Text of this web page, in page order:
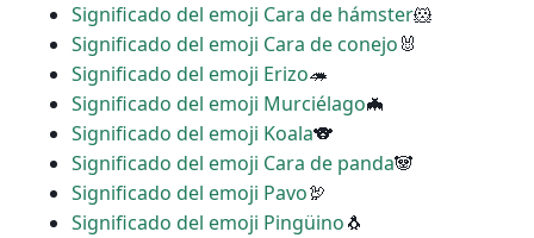
Significado del emoji Cara de hámster🐹
Significado del emoji Cara de conejo🐰
Significado del emoji Erizo🦔
Significado del emoji Murciélago🦇
Significado del emoji Koala🐨
Significado del emoji Cara de panda🐼
Significado del emoji Pavo🦃
Significado del emoji Pingüino🐧